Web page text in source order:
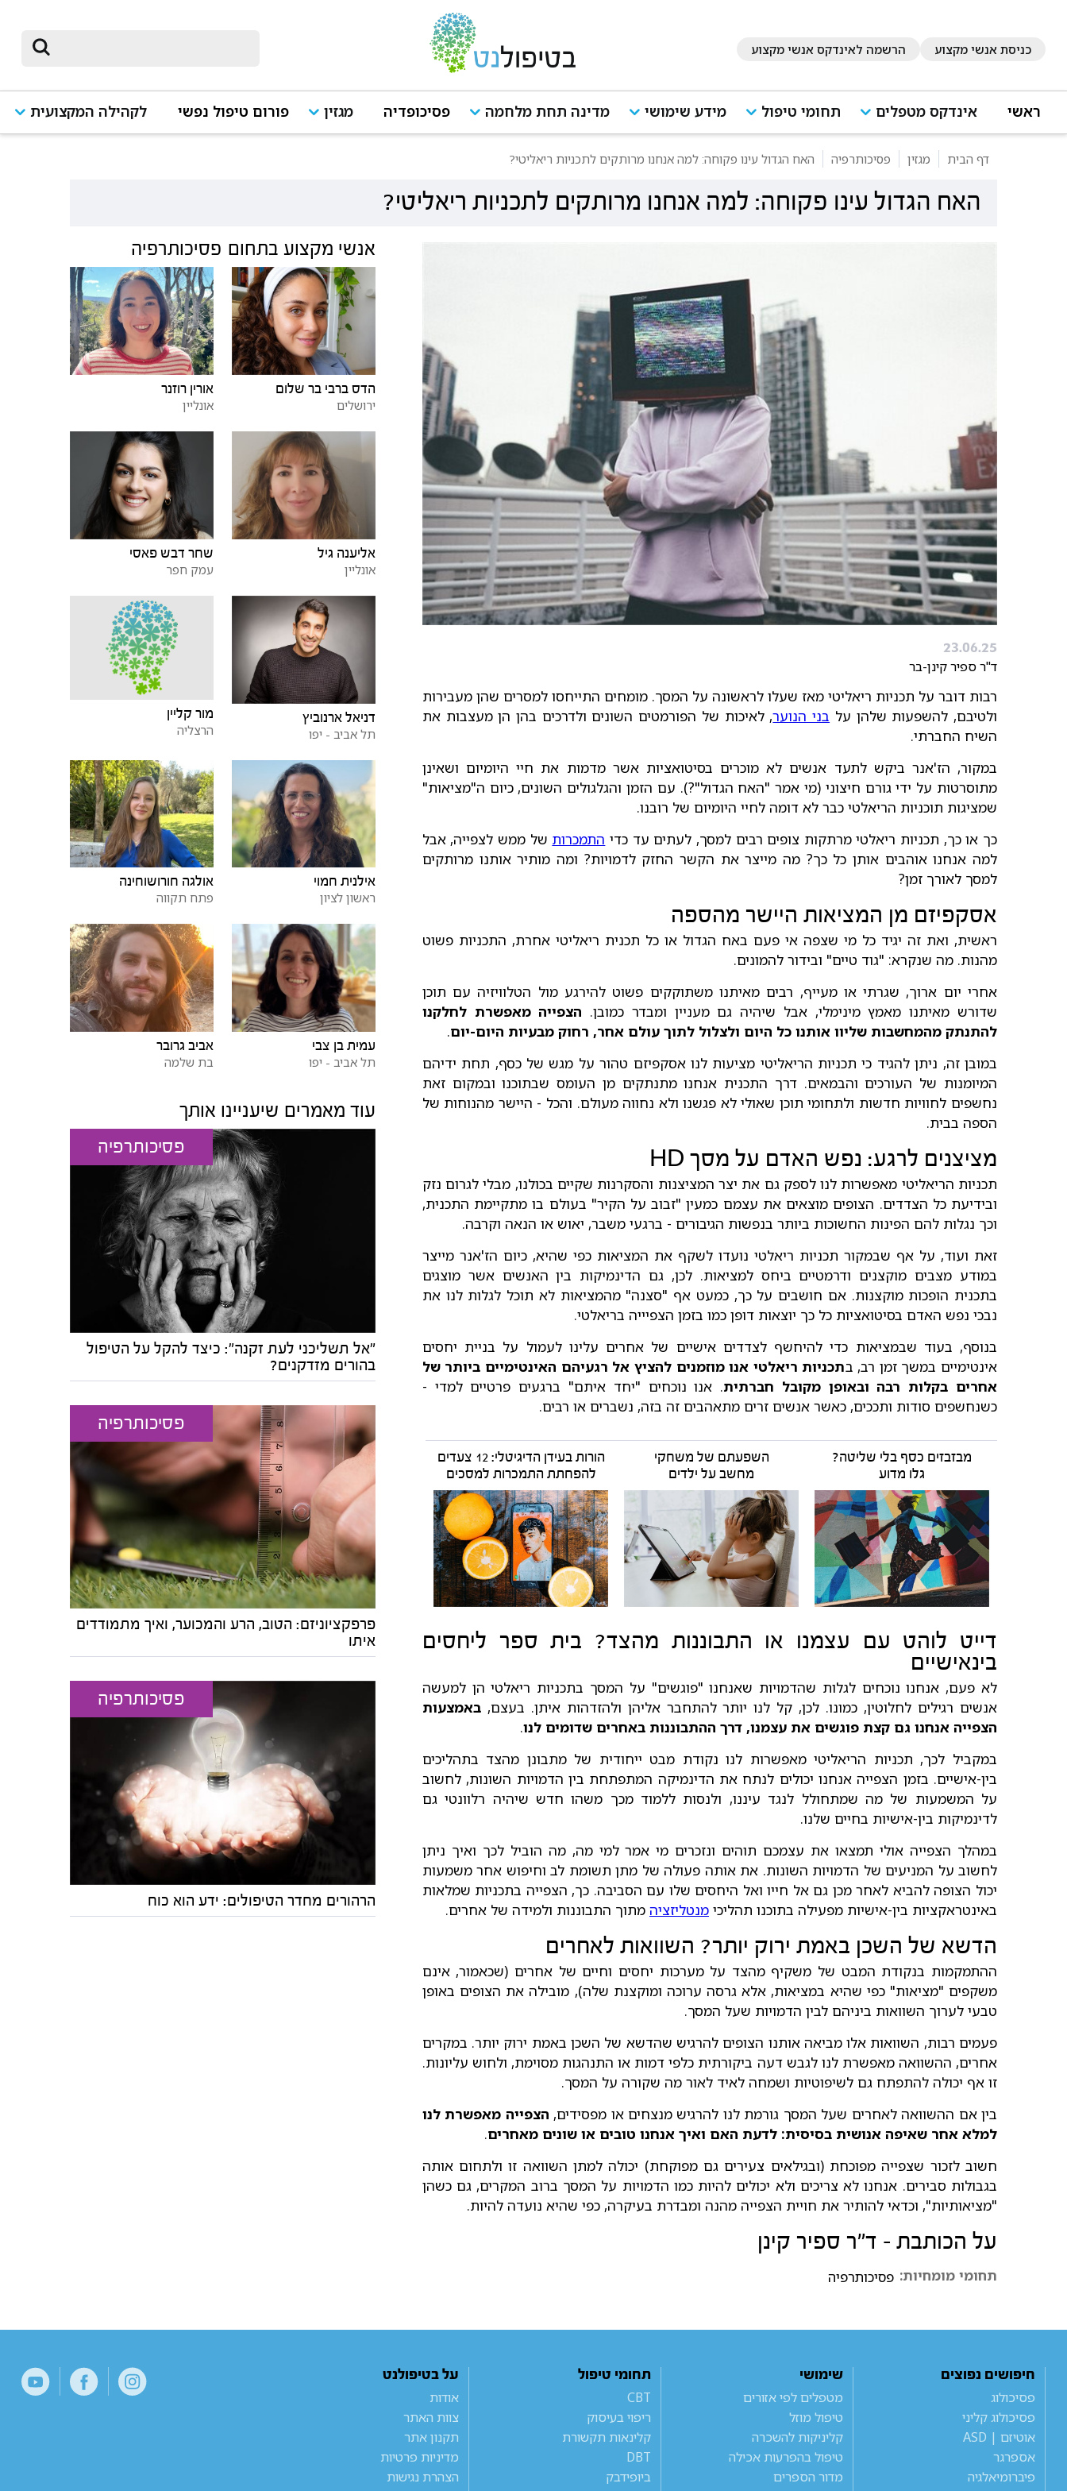
כניסת אנשי מקצוע הרשמה לאינדקס אנשי מקצוע
ראשי אינדקס מטפלים תחומי טיפול מידע שימושי מדינה תחת מלחמה פסיכופדיה מגזין פורום טיפול נפשי לקהילה המקצועית
דף הבית מגזין פסיכותרפיה האח הגדול עינו פקוחה: למה אנחנו מרותקים לתכניות ריאליטי?
האח הגדול עינו פקוחה: למה אנחנו מרותקים לתכניות ריאליטי?
23.06.25
ד"ר ספיר קינן-בר
רבות דובר על תכניות ריאליטי מאז שעלו לראשונה על המסך. מומחים התייחסו למסרים שהן מעבירות
ולטיבם, להשפעות שלהן על בני הנוער, לאיכות של הפורמטים השונים ולדרכים בהן הן מעצבות את
השיח החברתי.
במקור, הז'אנר ביקש לתעד אנשים לא מוכרים בסיטואציות אשר מדמות את חיי היומיום ושאינן
מתוסרטות על ידי גורם חיצוני (מי אמר "האח הגדול"?). עם הזמן והגלגולים השונים, כיום ה"מציאות"
שמציגות תוכניות הריאלטי כבר לא דומה לחיי היומיום של רובנו.
כך או כך, תכניות ריאלטי מרתקות צופים רבים למסך, לעתים עד כדי התמכרות של ממש לצפייה, אבל
למה אנחנו אוהבים אותן כל כך? מה מייצר את הקשר החזק לדמויות? ומה מותיר אותנו מרותקים
למסך לאורך זמן?
אסקפיזם מן המציאות היישר מהספה
ראשית, ואת זה יגיד כל מי שצפה אי פעם באח הגדול או כל תכנית ריאליטי אחרת, התכניות פשוט
מהנות. מה שנקרא: "גוד טיים" ובידור להמונים.
אחרי יום ארוך, שגרתי או מעייף, רבים מאיתנו משתוקקים פשוט להירגע מול הטלוויזיה עם תוכן
שדורש מאיתנו מאמץ מינימלי, אבל שיהיה גם מעניין ומבדר כמובן. הצפייה מאפשרת לחלקנו
להתנתק מהמחשבות שליוו אותנו כל היום ולצלול לתוך עולם אחר, רחוק מבעיות היום-יום.
במובן זה, ניתן להגיד כי תכניות הריאליטי מציעות לנו אסקפיזם טהור על מגש של כסף, תחת ידיהם
המיומנות של העורכים והבמאים. דרך התכנית אנחנו מתנתקים מן העומס שבתוכנו ובמקום זאת
נחשפים לחוויות חדשות ולתחומי תוכן שאולי לא פגשנו ולא נחווה מעולם. והכל - היישר מהנוחות של
הספה בבית.
מציצנים לרגע: נפש האדם על מסך HD
תכניות הריאליטי מאפשרות לנו לספק גם את יצר המציצנות והסקרנות שקיים בכולנו, מבלי לגרום נזק
ובידיעת כל הצדדים. הצופים מוצאים את עצמם כמעין "זבוב על הקיר" בעולם בו מתקיימת התכנית,
וכך נגלות להם הפינות החשוכות ביותר בנפשות הגיבורים - ברגעי משבר, יאוש או הנאה וקרבה.
זאת ועוד, על אף שבמקור תכניות ריאלטי נועדו לשקף את המציאות כפי שהיא, כיום הז'אנר מייצר
במודע מצבים מוקצנים ודרמטיים ביחס למציאות. לכן, גם הדינמיקות בין האנשים אשר מוצגים
בתכנית הופכות מוקצנות. אם חושבים על כך, כמעט אף "סצנה" מהמציאות לא תוכל לגלות לנו את
נבכי נפש האדם בסיטואציות כל כך יוצאות דופן כמו בזמן הצפיייה בריאלטי.
בנוסף, בעוד שבמציאות כדי להיחשף לצדדים אישיים של אחרים עלינו לעמול על בניית יחסים
אינטימיים במשך זמן רב, בתכניות ריאלטי אנו מוזמנים להציץ אל רגעיהם האינטימיים ביותר של
אחרים בקלות רבה ובאופן מקובל חברתית. אנו נוכחים "יחד איתם" ברגעים פרטיים למדי -
כשנחשפים סודות ותככים, כאשר אנשים זרים מתאהבים זה בזה, נשברים או רבים.
מבזבזים כסף בלי שליטה?
גלו מדוע
השפעתם של משחקי
מחשב על ילדים
הורות בעידן הדיגיטלי: 12 צעדים
להפחתת התמכרות למסכים
דייט לוהט עם עצמנו או התבוננות מהצד? בית ספר ליחסים
בינאישיים
לא פעם, אנחנו נוכחים לגלות שהדמויות שאנחנו "פוגשים" על המסך בתכניות ריאלטי הן למעשה
אנשים רגילים לחלוטין, כמונו. לכן, קל לנו יותר להתחבר אליהן ולהזדהות איתן. בעצם,באמצעות
הצפייה אנחנו גם קצת פוגשים את עצמנו, דרך ההתבוננות באחרים שדומים לנו.
במקביל לכך, תכניות הריאליטי מאפשרות לנו נקודת מבט ייחודית של מתבונן מהצד בתהליכים
בין-אישיים. בזמן הצפייה אנחנו יכולים לנתח את הדינמיקה המתפתחת בין הדמויות השונות, לחשוב
על המשמעות של מה שמתחולל לנגד עיננו, ולנסות ללמוד מכך משהו חדש שיהיה רלוונטי גם
לדינמיקות בין-אישיות בחיים שלנו.
במהלך הצפייה אולי תמצאו את עצמכם תוהים ונזכרים מי אמר למי מה, מה הוביל לכך ואיך ניתן
לחשוב על המניעים של הדמויות השונות. את אותה פעולה של מתן תשומת לב וחיפוש אחר משמעות
יכול הצופה להביא לאחר מכן גם אל חייו ואל היחסים שלו עם הסביבה. כך, הצפייה בתכניות שמלאות
באינטראקציות בין-אישיות מפעילה בתוכנו תהליכי מנטליזציה מתוך התבוננות ולמידה של אחרים.
הדשא של השכן באמת ירוק יותר? השוואות לאחרים
ההתמקמות בנקודת המבט של משקיף מהצד על מערכות יחסים וחיים של אחרים (שכאמור, אינם
משקפים "מציאות" כפי שהיא במציאות, אלא גרסה ערוכה ומוקצנת שלה), מובילה את הצופים באופן
טבעי לערוך השוואות ביניהם לבין הדמויות שעל המסך.
פעמים רבות, השוואות אלו מביאה אותנו הצופים להרגיש שהדשא של השכן באמת ירוק יותר. במקרים
אחרים, ההשוואה מאפשרת לנו לגבש דעה ביקורתית כלפי דמות או התנהגות מסוימת, ולחוש עליונות.
זו אף יכולה להתפתח גם לשיפוטיות ושמחה לאיד לאור מה שקורה על המסך.
בין אם ההשוואה לאחרים שעל המסך גורמת לנו להרגיש מנצחים או מפסידים, הצפייה מאפשרת לנו
למלא אחר שאיפה אנושית בסיסית: לדעת האם ואיך אנחנו טובים או שונים מאחרים.
חשוב לזכור שצפייה מפוכחת (ובגילאים צעירים גם מפוקחת) יכולה למתן השוואה זו ולתחום אותה
בגבולות סבירים. אנחנו לא צריכים ולא יכולים להיות כמו הדמויות על המסך ברוב המקרים, גם כשהן
"מציאותיות", וכדאי להותיר את חויית הצפייה מהנה ומבדרת בעיקרה, כפי שהיא נועדה להיות.
על הכותבת - ד"ר ספיר קינן
תחומי מומחיות: פסיכותרפיה
אנשי מקצוע בתחום פסיכותרפיה
הדס ברבי בר שלום
ירושלים
אורין רוזנר
אונליין
אליענה גיל
אונליין
שחר דבש פאסי
עמק חפר
דניאל ארנוביץ
תל אביב - יפו
מור קליין
הרצליה
אילנית חמוי
ראשון לציון
אולגה חורושוחינה
פתח תקווה
עמית בן צבי
תל אביב - יפו
אביב גרובר
בת שלמה
עוד מאמרים שיעניינו אותך
פסיכותרפיה
"אל תשליכני לעת זקנה": כיצד להקל על הטיפול
בהורים מזדקנים?
פסיכותרפיה
פרפקציוניזם: הטוב, הרע והמכוער, ואיך מתמודדים
איתו
פסיכותרפיה
הרהורים מחדר הטיפולים: ידע הוא כוח
חיפושים נפוצים
פסיכולוג
פסיכולוג קליני
אוטיזם | ASD
אספרגר
פיברומיאלגיה
שימושי
מטפלים לפי אזורים
טיפול מוזל
קליניקות להשכרה
טיפול בהפרעות אכילה
מדור הספרים
תחומי טיפול
CBT
ריפוי בעיסוק
קלינאות תקשורת
DBT
ביופידבק
על בטיפולנט
אודות
צוות האתר
תקנון אתר
מדיניות פרטיות
הצהרת נגישות